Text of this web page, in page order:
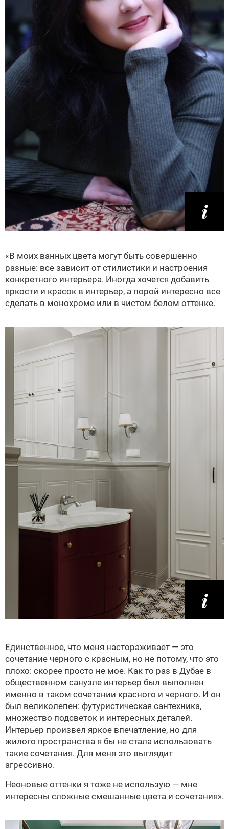
«В моих ванных цвета могут быть совершенно
разные: все зависит от стилистики и настроения
конкретного интерьера. Иногда хочется добавить
яркости и красок в интерьер, а порой интересно все
сделать в монохроме или в чистом белом оттенке.
Единственное, что меня настораживает — это
сочетание черного с красным, но не потому, что это
плохо: скорее просто не мое. Как то раз в Дубае в
общественном санузле интерьер был выполнен
именно в таком сочетании красного и черного. И он
был великолепен: футуристическая сантехника,
множество подсветок и интересных деталей.
Интерьер произвел яркое впечатление, но для
жилого пространства я бы не стала использовать
такие сочетания. Для меня это выглядит
агрессивно.
Неоновые оттенки я тоже не использую — мне
интересны сложные смешанные цвета и сочетания».